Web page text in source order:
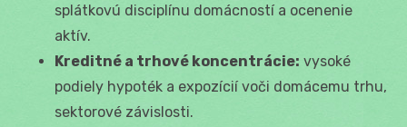
splátkovú disciplínu domácností a ocenenie
aktív.
Kreditné a trhové koncentrácie: vysoké
podiely hypoték a expozícií voči domácemu trhu,
sektorové závislosti.